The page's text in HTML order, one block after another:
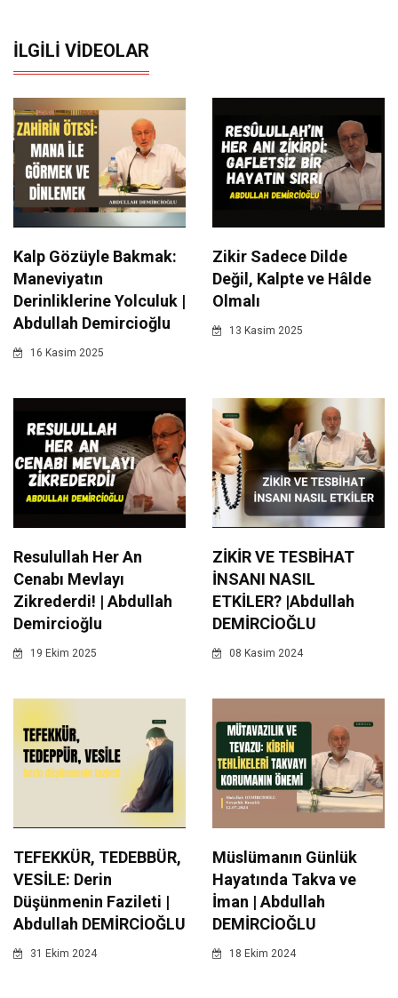
İLGILI VIDEOLAR
Kalp Gözüyle Bakmak:
Maneviyatın
Derinliklerine Yolculuk |
Abdullah Demircioğlu
16 Kasim 2025
Zikir Sadece Dilde
Değil, Kalpte ve Hâlde
Olmalı
13 Kasim 2025
Resulullah Her An
Cenabı Mevlayı
Zikrederdi! | Abdullah
Demircioğlu
19 Ekim 2025
ZİKİR VE TESBİHAT
İNSANI NASIL
ETKİLER? |Abdullah
DEMİRCİOĞLU
08 Kasim 2024
TEFEKKÜR, TEDEBBÜR,
VESİLE: Derin
Düşünmenin Fazileti |
Abdullah DEMİRCİOĞLU
31 Ekim 2024
Müslümanın Günlük
Hayatında Takva ve
İman | Abdullah
DEMİRCİOĞLU
18 Ekim 2024